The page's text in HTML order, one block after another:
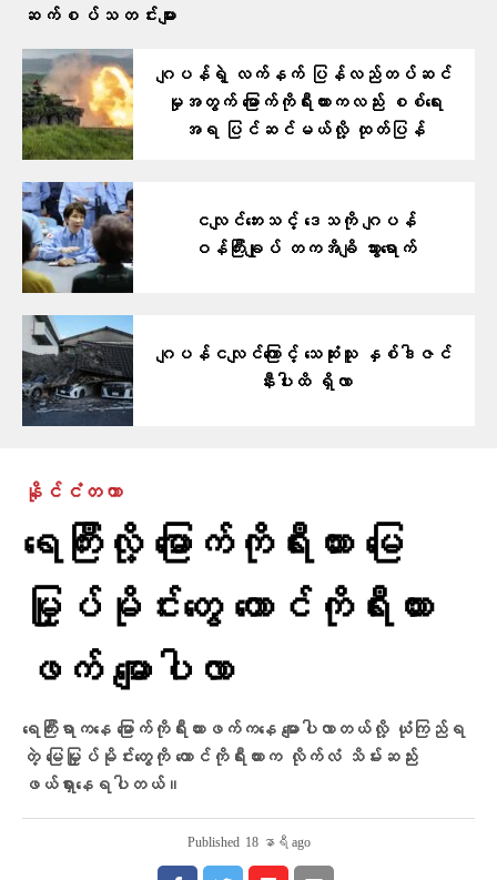
ဆက်စပ်သတင်းများ
ဂျပန်ရဲ့ လက်နက် ပြန်လည်တပ်ဆင်
မှုအတွက် မြောက်ကိုရီးယားကလည်း စစ်ရေး
အရ ပြင်ဆင်မယ်လို့ ထုတ်ပြန်
ငလျင်ဘေးသင့် ဒေသကို ဂျပန်
ဝန်ကြီးချုပ် တကအိချိ သွားရောက်
ဂျပန်ငလျင်ကြောင့် သေဆုံးသူ နှစ်ဒါဇင်
နီးပါးထိ ရှိလာ
နိုင်ငံတကာ
ရေကြီးလို့ မြောက်ကိုရီးယား မြေ
မြှုပ်မိုင်းတွေ တောင်ကိုရီးယား
ဖက် မျောပါလာ
ရေကြီးရာကနေ မြောက်ကိုရီးယားဖက်ကနေ မျောပါလာတယ်လို့ ယုံကြည်ရ
တဲ့ မြေမြှုပ်မိုင်းတွေကို တောင်ကိုရီးယားက လိုက်လံ သိမ်းဆည်း
ဖယ်ရှားနေရပါတယ်။
Published 18 နာရီ ago